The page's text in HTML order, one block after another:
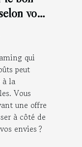
vos
qui
peut
à la
Vous
une offre
à côté de
envies ?